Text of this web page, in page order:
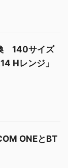
140サイズ
Hレンジ」
ONEとBT